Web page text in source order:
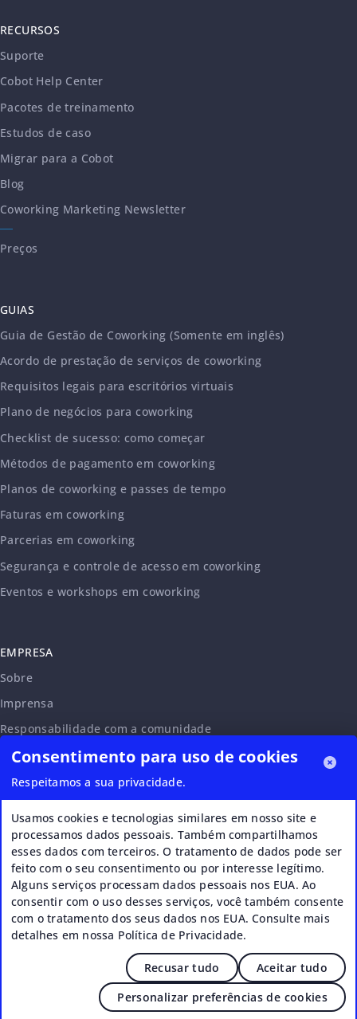
Consentimento para uso de cookies
Respeitamos a sua privacidade.
Usamos cookies e tecnologias similares em nosso site e
processamos dados pessoais. Também compartilhamos
esses dados com terceiros. O tratamento de dados pode ser
feito com o seu consentimento ou por interesse legítimo.
Alguns serviços processam dados pessoais nos EUA. Ao
consentir com o uso desses serviços, você também consente
com o tratamento dos seus dados nos EUA. Consulte mais
detalhes em nossa Política de Privacidade.
Recusar tudo
Aceitar tudo
Personalizar preferências de cookies
RECURSOS
Suporte
Cobot Help Center
Pacotes de treinamento
Estudos de caso
Migrar para a Cobot
Blog
Coworking Marketing Newsletter
Preços
GUIAS
Guia de Gestão de Coworking (Somente em inglês)
Acordo de prestação de serviços de coworking
Requisitos legais para escritórios virtuais
Plano de negócios para coworking
Checklist de sucesso: como começar
Métodos de pagamento em coworking
Planos de coworking e passes de tempo
Faturas em coworking
Parcerias em coworking
Segurança e controle de acesso em coworking
Eventos e workshops em coworking
EMPRESA
Sobre
Imprensa
Responsabilidade com a comunidade
Declaração de acessibilidade
Carreiras
Solicitação de parceria
VERI*FACTU
© 2026 Upstream - Agile GmbH
| Termos | Política de Privacidade | Cookies